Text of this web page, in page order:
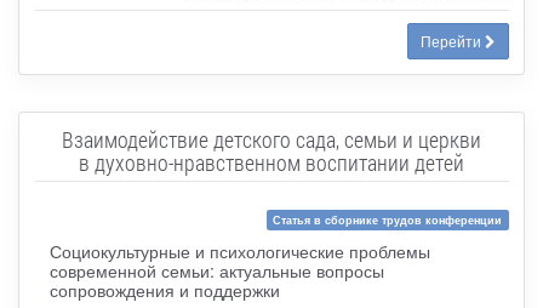
Перейти
Взаимодействие детского сада, семьи и церкви
в духовно-нравственном воспитании детей
Статья в сборнике трудов конференции
Социокультурные и психологические проблемы
современной семьи: актуальные вопросы
сопровождения и поддержки